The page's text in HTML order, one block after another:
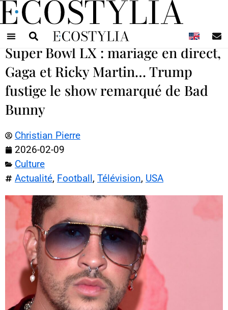
Super Bowl LX : mariage en direct,
Gaga et Ricky Martin… Trump
fustige le show remarqué de Bad
Bunny
Christian Pierre
2026-02-09
Culture
Actualité, Football, Télévision, USA